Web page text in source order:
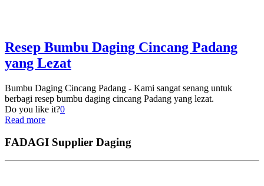
Resep Bumbu Daging Cincang Padang
yang Lezat
Bumbu Daging Cincang Padang - Kami sangat senang untuk
berbagi resep bumbu daging cincang Padang yang lezat.
Do you like it?0
Read more
FADAGI Supplier Daging